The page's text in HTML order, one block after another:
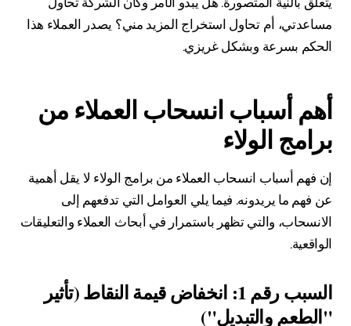
مساعدتي، أم تحاول استخراج المزيد مني؟ يصدر العملاء هذا
الحكم بسرعة وبشكل غريزي.
أهم أسباب انسحاب العملاء من
برامج الولاء
إن فهم أسباب انسحاب العملاء من برامج الولاء لا يقل أهمية
عن فهم ما يريدونه. فيما يلي العوامل التي تدفعهم إلى
الانسحاب، والتي تظهر باستمرار في أبحاث العملاء والتعليقات
الواقعية.
السبب رقم 1: انخفاض قيمة النقاط (تأثير
"الطعم والتبديل")